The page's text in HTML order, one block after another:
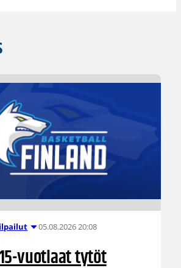
05.08.2026 20:08
vuotiaat tytöt